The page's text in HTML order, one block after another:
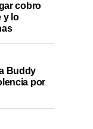
cobro
y lo
Buddy
por